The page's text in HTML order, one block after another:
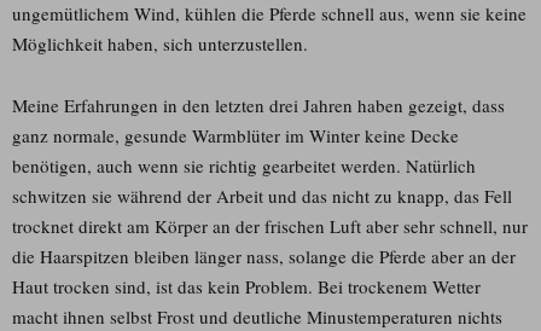
ungemütlichem Wind, kühlen die Pferde schnell aus, wenn sie keine
Möglichkeit haben, sich unterzustellen.
Meine Erfahrungen in den letzten drei Jahren haben gezeigt, dass
ganz normale, gesunde Warmblüter im Winter keine Decke
benötigen, auch wenn sie richtig gearbeitet werden. Natürlich
schwitzen sie während der Arbeit und das nicht zu knapp, das Fell
trocknet direkt am Körper an der frischen Luft aber sehr schnell, nur
die Haarspitzen bleiben länger nass, solange die Pferde aber an der
Haut trocken sind, ist das kein Problem. Bei trockenem Wetter
macht ihnen selbst Frost und deutliche Minustemperaturen nichts